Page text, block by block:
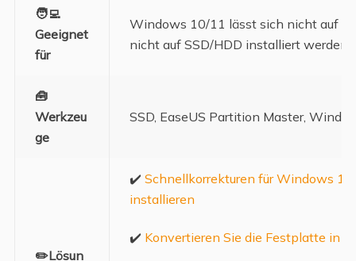
🧑‍💻
Geeignet
für
Windows 10/11 lässt sich nicht auf
nicht auf SSD/HDD installiert werden
🧰
Werkzeu
ge
SSD, EaseUS Partition Master,
✏️Lösun
✔️ Schnellkorrekturen für Windows
installieren
✔️ Konvertieren Sie die Festplatte in